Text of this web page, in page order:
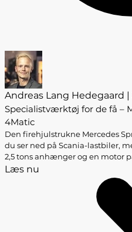
Andreas Lang Hedegaard |
Specialistværktøj for de få –
4Matic
Den firehjulstrukne Mercedes
du ser ned på Scania-lastbiler,
2,5 tons anhænger og en motor
Læs nu